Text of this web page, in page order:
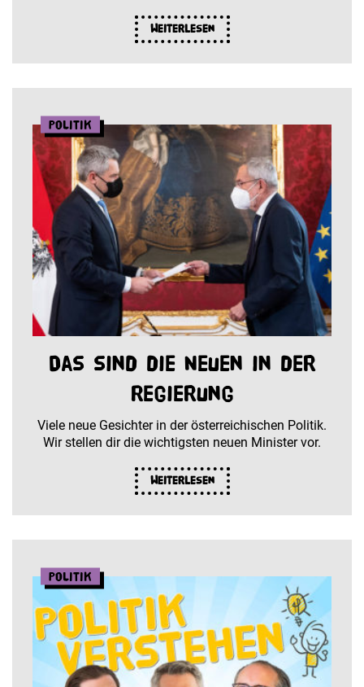
Weiterlesen
Politik
Das sind die Neuen in der
Regierung
Viele neue Gesichter in der österreichischen Politik.
Wir stellen dir die wichtigsten neuen Minister vor.
Weiterlesen
Politik